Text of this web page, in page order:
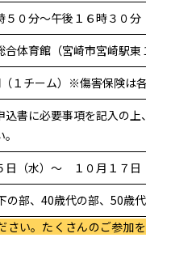
５０分～午後１６時３０分（
合体育館（宮崎市宮崎駅東１丁
１チーム）※傷害保険は各人
込書に必要事項を記入の上、
日（水）～ １０月１７日（木
の部、40歳代の部、50歳代の
い。たくさんのご参加を